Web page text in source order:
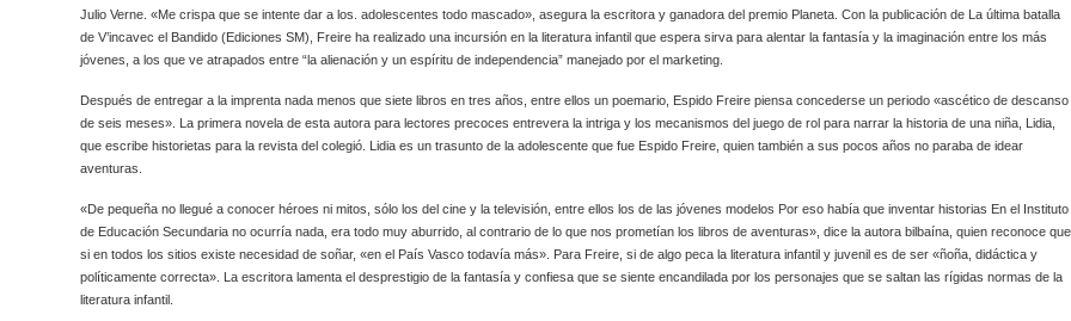
Julio Verne. «Me crispa que se intente dar a los. adolescentes todo mascado», asegura la escritora y ganadora del premio Planeta. Con la publicación de La última batalla
de V’incavec el Bandido (Ediciones SM), Freire ha realizado una incursión en la literatura infantil que espera sirva para alentar la fantasía y la imaginación entre los más
jóvenes, a los que ve atrapados entre “la alienación y un espíritu de independencia” manejado por el marketing.
Después de entregar a la imprenta nada menos que siete libros en tres años, entre ellos un poemario, Espido Freire piensa concederse un periodo «ascético de descanso
de seis meses». La primera novela de esta autora para lectores precoces entrevera la intriga y los mecanismos del juego de rol para narrar la historia de una niña, Lidia,
que escribe historietas para la revista del colegió. Lidia es un trasunto de la adolescente que fue Espido Freire, quien también a sus pocos años no paraba de idear
aventuras.
«De pequeña no llegué a conocer héroes ni mitos, sólo los del cine y la televisión, entre ellos los de las jóvenes modelos Por eso había que inventar historias En el Instituto
de Educación Secundaria no ocurría nada, era todo muy aburrido, al contrario de lo que nos prometían los libros de aventuras», dice la autora bilbaína, quien reconoce que
si en todos los sitios existe necesidad de soñar, «en el País Vasco todavía más». Para Freire, si de algo peca la literatura infantil y juvenil es de ser «ñoña, didáctica y
políticamente correcta». La escritora lamenta el desprestigio de la fantasía y confiesa que se siente encandilada por los personajes que se saltan las rígidas normas de la
literatura infantil.